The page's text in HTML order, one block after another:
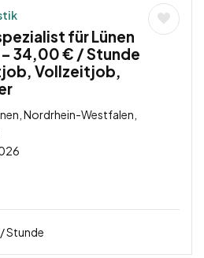
für Lünen
34,00 € / Stunde
Vollzeitjob,
Nordrhein-Westfalen,
/ Stunde